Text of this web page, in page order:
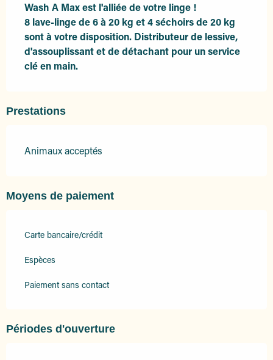
Wash A Max est l'alliée de votre linge !
8 lave-linge de 6 à 20 kg et 4 séchoirs de 20 kg
sont à votre disposition. Distributeur de lessive,
d'assouplissant et de détachant pour un service
clé en main.
Prestations
Animaux acceptés
Moyens de paiement
Carte bancaire/crédit
Espèces
Paiement sans contact
Périodes d'ouverture